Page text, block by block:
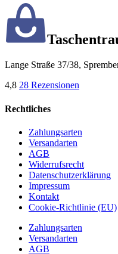
Lange Straße 37/38,
4,8 28 Rezensionen
Rechtliches
Zahlungsarten
Versandarten
AGB
Widerrufsrecht
Datenschutzerklärung
Impressum
Kontakt
Cookie-Richtlinie (EU)
Zahlungsarten
Versandarten
AGB